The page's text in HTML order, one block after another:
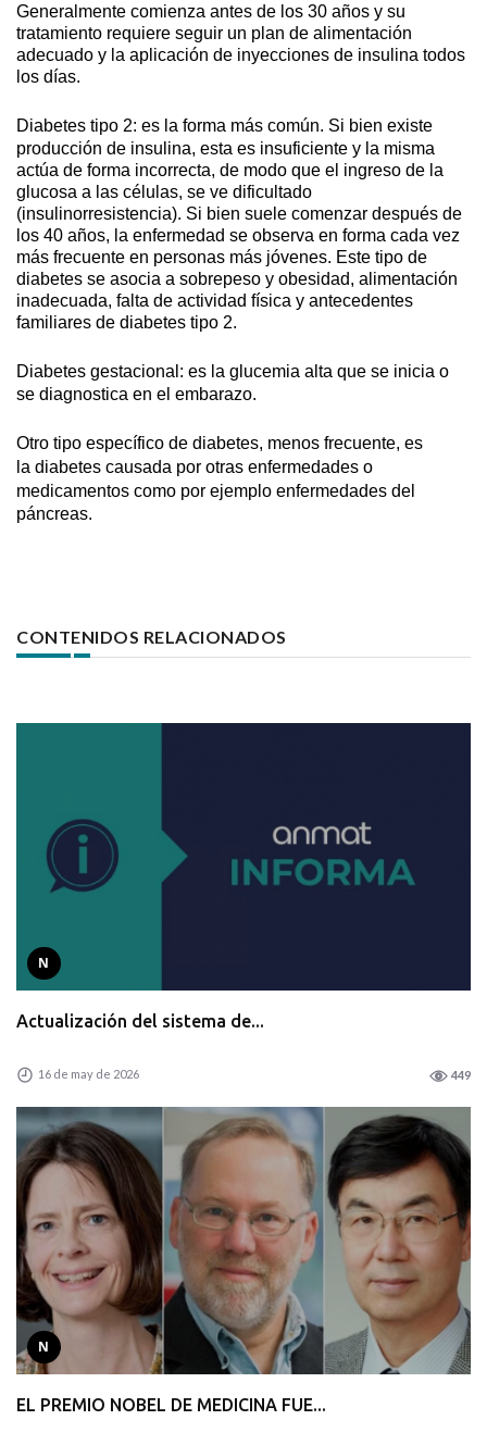
Generalmente comienza antes de los 30 años y su
tratamiento requiere seguir un plan de alimentación
adecuado y la aplicación de inyecciones de insulina todos
los días.
Diabetes tipo 2: es la forma más común. Si bien existe
producción de insulina, esta es insuficiente y la misma
actúa de forma incorrecta, de modo que el ingreso de la
glucosa a las células, se ve dificultado
(insulinorresistencia). Si bien suele comenzar después de
los 40 años, la enfermedad se observa en forma cada vez
más frecuente en personas más jóvenes. Este tipo de
diabetes se asocia a sobrepeso y obesidad, alimentación
inadecuada, falta de actividad física y antecedentes
familiares de diabetes tipo 2.
Diabetes gestacional : es la glucemia alta que se inicia o
se diagnostica en el embarazo.
Otro tipo específico de diabetes, menos frecuente, es
la diabetes causada por otras enfermedades o
medicamentos como por ejemplo enfermedades del
páncreas.
CONTENIDOS RELACIONADOS
N
Actualización del sistema de...
16 de may de 2026 449
N
EL PREMIO NOBEL DE MEDICINA FUE...